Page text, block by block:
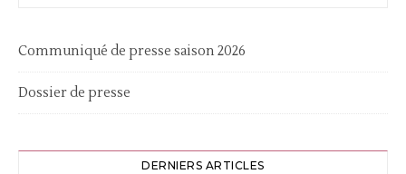
Communiqué de presse saison 2026
Dossier de presse
DERNIERS ARTICLES